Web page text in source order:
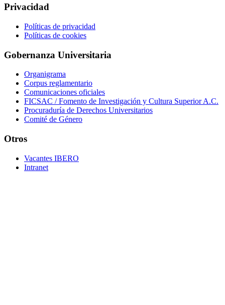
Privacidad
Políticas de privacidad
Políticas de cookies
Gobernanza Universitaria
Organigrama
Corpus reglamentario
Comunicaciones oficiales
FICSAC / Fomento de Investigación y Cultura Superior A.C.
Procuraduría de Derechos Universitarios
Comité de Género
Otros
Vacantes IBERO
Intranet